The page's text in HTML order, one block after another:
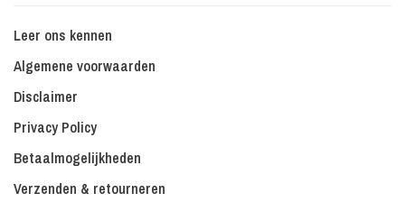
Leer ons kennen
Algemene voorwaarden
Disclaimer
Privacy Policy
Betaalmogelijkheden
Verzenden & retourneren